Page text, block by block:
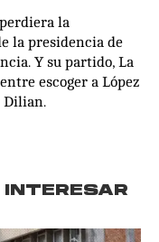
la
la presidencia de
Y su partido, La
escoger a López
Dilian.